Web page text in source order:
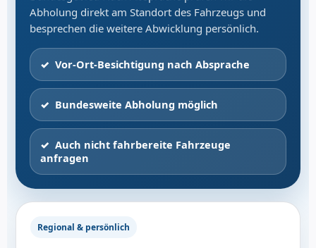
Abholung direkt am Standort des Fahrzeugs und
besprechen die weitere Abwicklung persönlich.
Vor-Ort-Besichtigung nach Absprache
Bundesweite Abholung möglich
Auch nicht fahrbereite Fahrzeuge
anfragen
Regional & persönlich